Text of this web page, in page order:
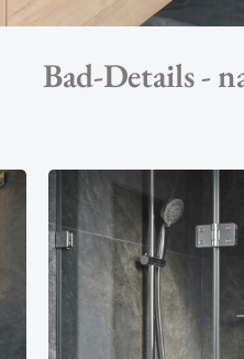
Bad-Details -